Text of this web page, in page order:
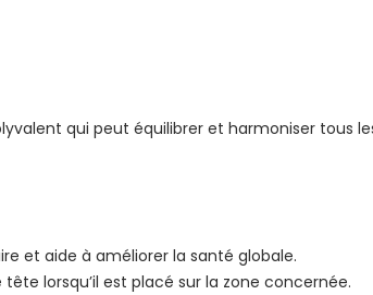
qui peut équilibrer et harmoniser tous
et aide à améliorer la santé globale.
lorsqu’il est placé sur la zone concernée.